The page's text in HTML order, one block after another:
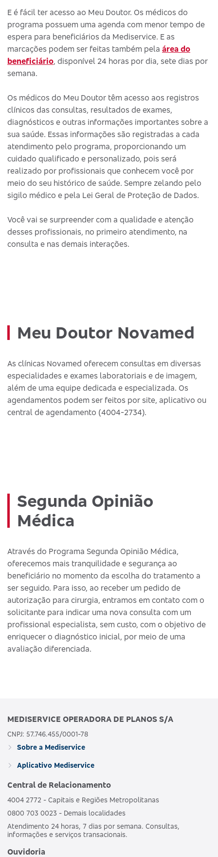
E é fácil ter acesso ao Meu Doutor. Os médicos do
programa possuem uma agenda com menor tempo de
espera para beneficiários da Mediservice. E as
marcações podem ser feitas também pela área do
beneficiário, disponível 24 horas por dia, sete dias por
semana.
Os médicos do Meu Doutor têm acesso aos registros
clínicos das consultas, resultados de exames,
diagnósticos e outras informações importantes sobre a
sua saúde. Essas informações são registradas a cada
atendimento pelo programa, proporcionando um
cuidado qualificado e personalizado, pois será
realizado por profissionais que conhecem você por
meio do seu histórico de saúde. Sempre zelando pelo
sigilo médico e pela Lei Geral de Proteção de Dados.
Você vai se surpreender com a qualidade e atenção
desses profissionais, no primeiro atendimento, na
consulta e nas demais interações.
Meu Doutor Novamed
As clínicas Novamed oferecem consultas em diversas
especialidades e exames laboratoriais e de imagem,
além de uma equipe dedicada e especializada. Os
agendamentos podem ser feitos por site, aplicativo ou
central de agendamento (4004-2734).
Segunda Opinião
Médica
Através do Programa Segunda Opinião Médica,
oferecemos mais tranquilidade e segurança ao
beneficiário no momento da escolha do tratamento a
ser seguido. Para isso, ao receber um pedido de
autorização para cirurgia, entramos em contato com o
solicitante para indicar uma nova consulta com um
profissional especialista, sem custo, com o objetivo de
enriquecer o diagnóstico inicial, por meio de uma
avaliação diferenciada.
MEDISERVICE OPERADORA DE PLANOS S/A
CNPJ: 57.746.455/0001-78
Sobre a Mediservice
Aplicativo Mediservice
Central de Relacionamento
4004 2772 - Capitais e Regiões Metropolitanas
0800 703 0023 - Demais localidades
Atendimento 24 horas, 7 dias por semana. Consultas,
informações e serviços transacionais.
Ouvidoria